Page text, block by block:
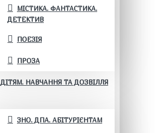
МІСТИКА. ФАНТАСТИКА.
ДЕТЕКТИВ
ПОЕЗІЯ
ПРОЗА
ДІТЯМ. НАВЧАННЯ ТА ДОЗВІЛЛЯ
ЗНО. ДПА. АБІТУРІЄНТАМ